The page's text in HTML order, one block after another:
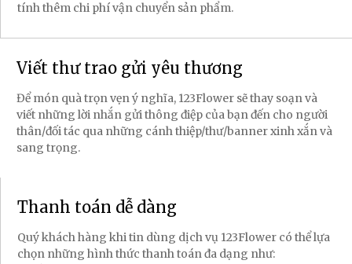
tính thêm chi phí vận chuyển sản phẩm.
Viết thư trao gửi yêu thương
Để món quà trọn vẹn ý nghĩa, 123Flower sẽ thay soạn và
viết những lời nhắn gửi thông điệp của bạn đến cho người
thân/đối tác qua những cánh thiệp/thư/banner xinh xắn và
sang trọng.
Thanh toán dễ dàng
Quý khách hàng khi tin dùng dịch vụ 123Flower có thể lựa
chọn những hình thức thanh toán đa dạng như: